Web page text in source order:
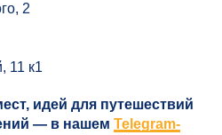
2
11 к1
идей для путешествий
— в нашем Telegram-